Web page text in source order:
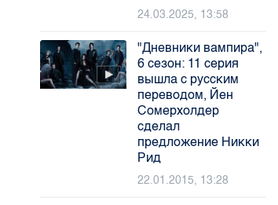
24.03.2025, 13:58
"Дневники вампира",
6 сезон: 11 серия
вышла с русским
переводом, Йен
Сомерхолдер
сделал
предложение Никки
Рид
22.01.2015, 13:28